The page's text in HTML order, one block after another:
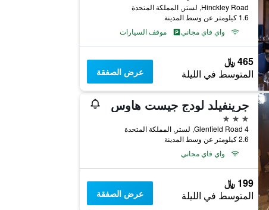
Hinckley Road, لستر, المملكة المتحدة
1.6 كيلومتر عن وسط المدينة
واي فاي مجاني
موقف السيارات
465 ﷼
المتوسط في الليلة عرض الصفقة
جرينفيلد لودج جيست هاوس
3 نجوم
4 Glenfield Road, لستر, المملكة المتحدة
2.6 كيلومتر عن وسط المدينة
واي فاي مجاني
199 ﷼
المتوسط في الليلة عرض الصفقة